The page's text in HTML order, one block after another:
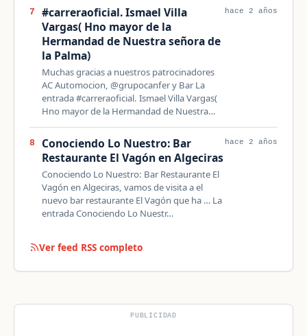
7
#carreraoficial. Ismael Villa
Vargas( Hno mayor de la
Hermandad de Nuestra señora de
la Palma)
Muchas gracias a nuestros patrocinadores
AC Automocion, @grupocanfer y Bar La
entrada #carreraoficial. Ismael Villa Vargas(
Hno mayor de la Hermandad de Nuestra…
hace 2 años
8
Conociendo Lo Nuestro: Bar
Restaurante El Vagón en Algeciras
Conociendo Lo Nuestro: Bar Restaurante El
Vagón en Algeciras, vamos de visita a el
nuevo bar restaurante El Vagón que ha … La
entrada Conociendo Lo Nuestr…
hace 2 años
Ver feed RSS completo
PUBLICIDAD